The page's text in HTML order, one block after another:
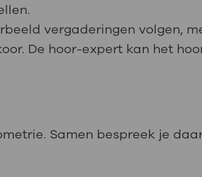
vergaderingen volgen,
De hoor-expert kan het
Samen bespreek je